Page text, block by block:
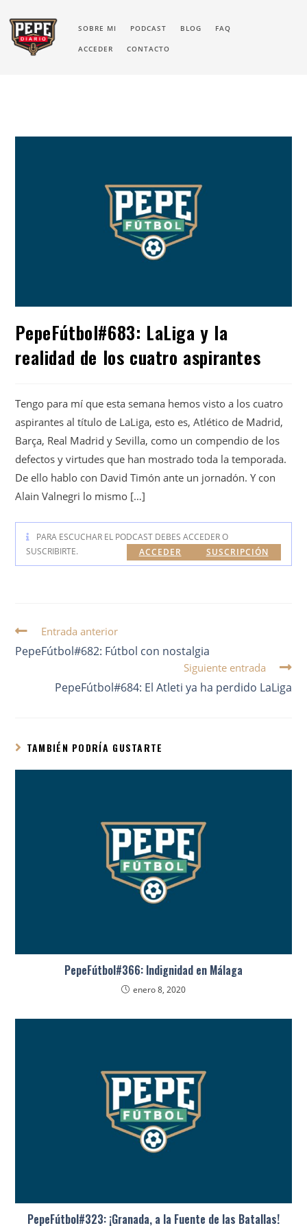
SOBRE MI PODCAST BLOG FAQ
ACCEDER CONTACTO
PepeFútbol#683: LaLiga y la
realidad de los cuatro aspirantes
Tengo para mí que esta semana hemos visto a los cuatro
aspirantes al título de LaLiga, esto es, Atlético de Madrid,
Barça, Real Madrid y Sevilla, como un compendio de los
defectos y virtudes que han mostrado toda la temporada.
De ello hablo con David Timón ante un jornadón. Y con
Alain Valnegri lo mismo […]
PARA ESCUCHAR EL PODCAST DEBES ACCEDER O
SUSCRIBIRTE.
SUSCRIPCIÓN
ACCEDER
Entrada anterior
PepeFútbol#682: Fútbol con nostalgia
Siguiente entrada
PepeFútbol#684: El Atleti ya ha perdido LaLiga
TAMBIÉN PODRÍA GUSTARTE
PepeFútbol#366: Indignidad en Málaga
enero 8, 2020
PepeFútbol#323: ¡Granada, a la Fuente de las Batallas!